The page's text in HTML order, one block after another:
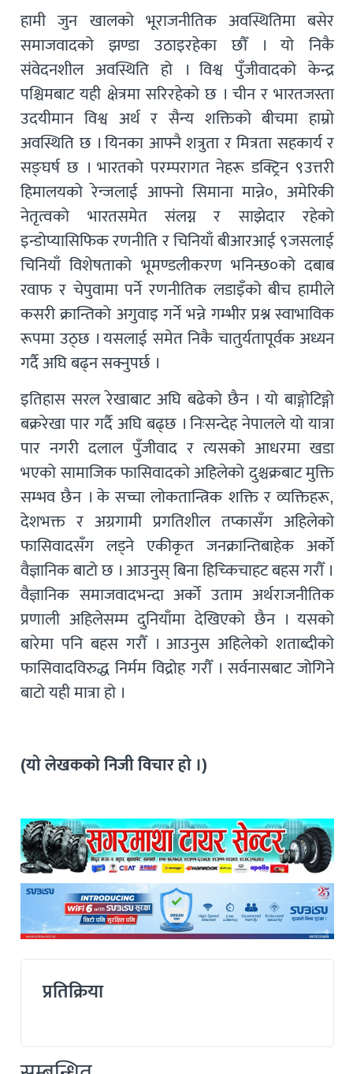
हामी जुन खालको भूराजनीतिक अवस्थितिमा बसेर
समाजवादको झण्डा उठाइरहेका छौँ । यो निकै
संवेदनशील अवस्थिति हो । विश्व पुँजीवादको केन्द्र
पश्चिमबाट यही क्षेत्रमा सरिरहेको छ । चीन र भारतजस्ता
उदयीमान विश्व अर्थ र सैन्य शक्तिको बीचमा हाम्रो
अवस्थिति छ । यिनका आफ्नै शत्रुता र मित्रता सहकार्य र
सङ्घर्ष छ । भारतको परम्परागत नेहरू डक्ट्रिन ९उत्तरी
हिमालयको रेन्जलाई आफ्नो सिमाना मान्ने०, अमेरिकी
नेतृत्वको भारतसमेत संलग्न र साझेदार रहेको
इन्डोप्यासिफिक रणनीति र चिनियाँ बीआरआई ९जसलाई
चिनियाँ विशेषताको भूमण्डलीकरण भनिन्छ०को दबाब
रवाफ र चेपुवामा पर्ने रणनीतिक लडाइँको बीच हामीले
कसरी क्रान्तिको अगुवाइ गर्ने भन्ने गम्भीर प्रश्न स्वाभाविक
रूपमा उठ्छ । यसलाई समेत निकै चातुर्यतापूर्वक अध्यन
गर्दै अघि बढ्न सक्नुपर्छ ।
इतिहास सरल रेखाबाट अघि बढेको छैन । यो बाङ्गोटिङ्गो
बक्ररेखा पार गर्दै अघि बढ्छ । निःसन्देह नेपालले यो यात्रा
पार नगरी दलाल पुँजीवाद र त्यसको आधरमा खडा
भएको सामाजिक फासिवादको अहिलेको दुश्चक्रबाट मुक्ति
सम्भव छैन । के सच्चा लोकतान्त्रिक शक्ति र व्यक्तिहरू,
देशभक्त र अग्रगामी प्रगतिशील तप्कासँग अहिलेको
फासिवादसँग लड्ने एकीकृत जनक्रान्तिबाहेक अर्को
वैज्ञानिक बाटो छ । आउनुस् बिना हिच्किचाहट बहस गरौँ ।
वैज्ञानिक समाजवादभन्दा अर्को उताम अर्थराजनीतिक
प्रणाली अहिलेसम्म दुनियाँमा देखिएको छैन । यसको
बारेमा पनि बहस गरौँ । आउनुस अहिलेको शताब्दीको
फासिवादविरुद्ध निर्मम विद्रोह गरौँ । सर्वनासबाट जोगिने
बाटो यही मात्रा हो ।
(यो लेखकको निजी विचार हो ।)
प्रतिक्रिया